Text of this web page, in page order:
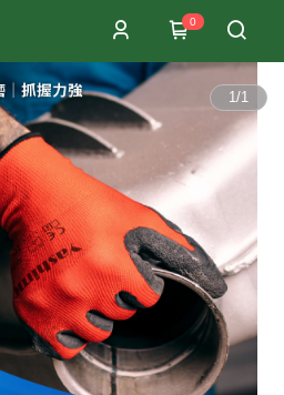
0
1/1